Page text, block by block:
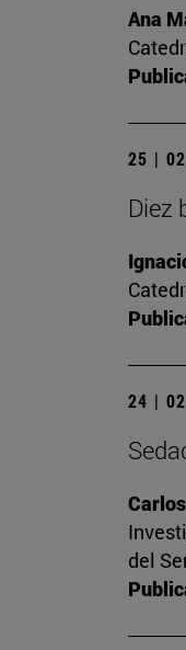
Ana
25 |
Diez
24 |
del